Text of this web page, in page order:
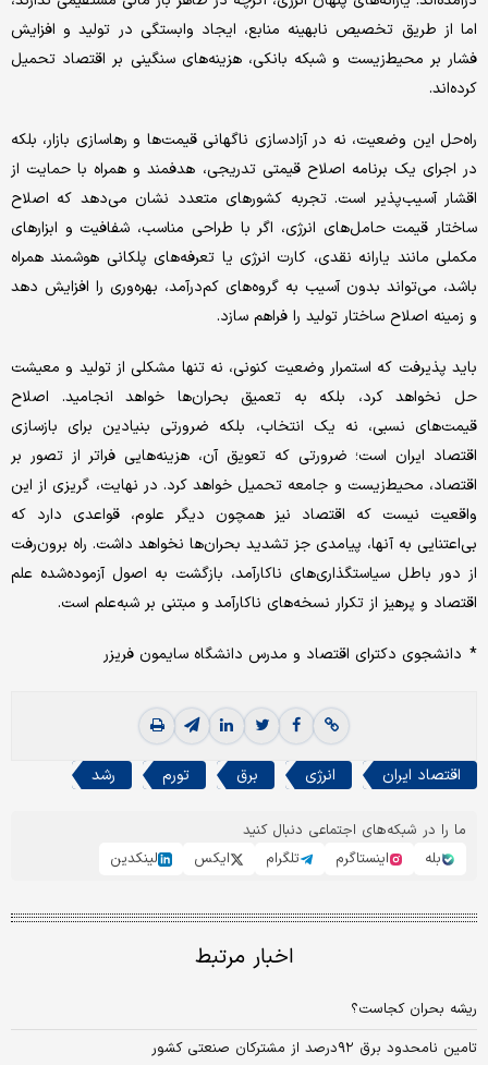
اما از طریق تخصیص نابهینه منابع، ایجاد وابستگی در تولید و افزایش
فشار بر محیط‌زیست و شبکه بانکی، هزینه‌های سنگینی بر اقتصاد تحمیل
کرده‌اند.
راه‌حل این وضعیت، نه در آزادسازی ناگهانی قیمت‌ها و رهاسازی بازار، بلکه
در اجرای یک برنامه اصلاح قیمتی تدریجی، هدفمند و همراه با حمایت از
اقشار آسیب‌پذیر است. تجربه کشورهای متعدد نشان می‌دهد که اصلاح
ساختار قیمت حامل‌های انرژی، اگر با طراحی مناسب، شفافیت و ابزارهای
مکملی مانند یارانه نقدی، کارت انرژی یا تعرفه‌های پلکانی هوشمند همراه
باشد، می‌تواند بدون آسیب به گروه‌های کم‌درآمد، بهره‌وری را افزایش دهد
و زمینه اصلاح ساختار تولید را فراهم سازد.
باید پذیرفت که استمرار وضعیت کنونی، نه تنها مشکلی از تولید و معیشت
حل نخواهد کرد، بلکه به تعمیق بحران‌ها خواهد انجامید. اصلاح
قیمت‌های نسبی، نه یک انتخاب، بلکه ضرورتی بنیادین برای بازسازی
اقتصاد ایران است؛ ضرورتی که تعویق آن، هزینه‌هایی فراتر از تصور بر
اقتصاد، محیط‌زیست و جامعه تحمیل خواهد کرد. در نهایت، گریزی از این
واقعیت نیست که اقتصاد نیز همچون دیگر علوم، قواعدی دارد که
بی‌اعتنایی به آنها، پیامدی جز تشدید بحران‌ها نخواهد داشت. راه برون‌رفت
از دور باطل سیاستگذاری‌های ناکارآمد، بازگشت به اصول آزموده‌شده علم
اقتصاد و پرهیز از تکرار نسخه‌های ناکارآمد و مبتنی بر شبه‌علم است.
* دانشجوی دکترای اقتصاد و مدرس دانشگاه سایمون فریزر
اقتصاد ایران انرژی برق تورم رشد
ما را در شبکه‌های اجتماعی دنبال کنید
بله
اینستاگرم تلگرام ایکس لینکدین
اخبار مرتبط
ریشه بحران کجاست؟
تامین نامحدود برق ۹۲درصد از مشترکان صنعتی کشور